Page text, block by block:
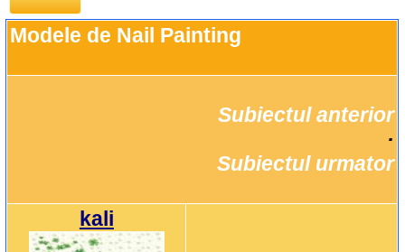
Modele de Nail Painting
Subiectul anterior
Subiectul urmator
kali